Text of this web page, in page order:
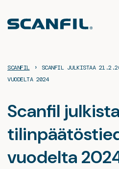
sisältöön
SCANFIL ›
SCANFIL JULKISTAA
VUODELTA 2024
Scanfil
vuodelta